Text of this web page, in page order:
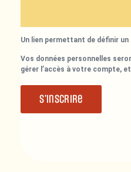
Un lien permettant de définir
Vos données personnelles
gérer l’accès à votre compte,
S’inscrire